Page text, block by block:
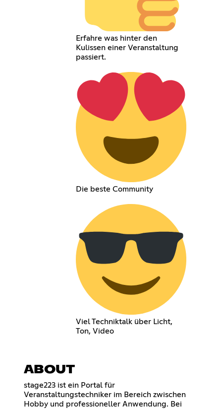
Erfahre was hinter den
Kulissen einer Veranstaltung
passiert.
Die beste Community
Viel Techniktalk über Licht,
Ton, Video
ABOUT
stage223 ist ein Portal für
Veranstaltungstechniker im Bereich zwischen
Hobby und professioneller Anwendung. Bei